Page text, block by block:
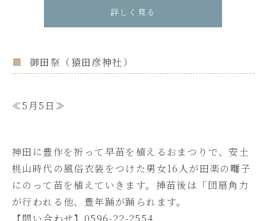
詳しく見る
御田祭（猿田彦神社）
≪5月5日≫
神田に豊作を祈って早苗を植えるおまつりで、安土
桃山時代の風俗衣装をつけた男女16人が田楽の囃子
にのって苗を植えていきます。挿苗後は「団扇角力
が行われる他、豊年踊が踊られます。